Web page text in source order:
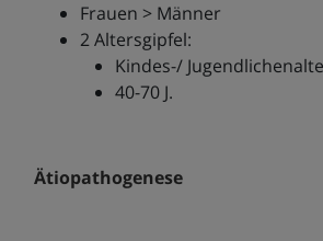
Frauen > Männer
2 Altersgipfel:
Kindes-/
40-70 J.
Ätiopathogenese